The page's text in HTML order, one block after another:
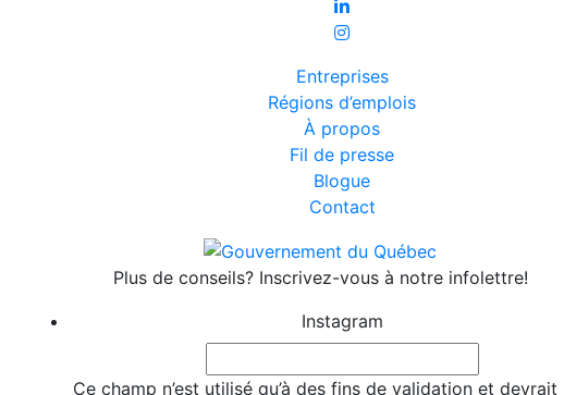
Entreprises
Régions d’emplois
À propos
Fil de presse
Blogue
Contact
Plus de conseils? Inscrivez-vous à notre infolettre!
Instagram
Ce champ n’est utilisé qu’à des fins de validation et devrait